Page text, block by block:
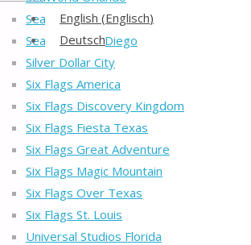
SeaWorld San Antonio
SeaWorld San Diego
Silver Dollar City
Six Flags America
Six Flags Discovery Kingdom
Six Flags Fiesta Texas
Six Flags Great Adventure
Six Flags Magic Mountain
Six Flags Over Texas
Six Flags St. Louis
Universal Studios Florida
Back
to
Top
English (Englisch)
Deutsch